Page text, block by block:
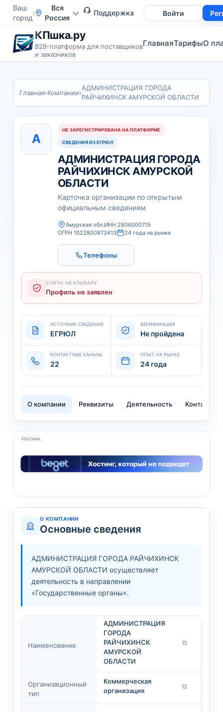
Ваш
город
Вся
Россия
Войти
Поддержка
КПшка.ру
B2B-платформа для поставщиков
и заказчиков
ГлавнаяТарифыО
Главная›Компании›
АДМИНИСТРАЦИЯ ГОРОДА
РАЙЧИХИНСК АМУРСКОЙ ОБЛАСТИ
А
НЕ ЗАРЕГИСТРИРОВАНА НА ПЛАТФОРМЕ
СВЕДЕНИЯ ИЗ ЕГРЮЛ
АДМИНИСТРАЦИЯ ГОРОДА
РАЙЧИХИНСК АМУРСКОЙ
ОБЛАСТИ
Карточка организации по открытым
официальным сведениям
Амурская обл.ИНН 2806000715
ОГРН 1022800873413
24 года на рынке
Телефоны
СТАТУС НА КПШКА.РУ
Профиль не заявлен
ИСТОЧНИК СВЕДЕНИЙ
ЕГРЮЛ
ВЕРИФИКАЦИЯ
Не пройдена
КОНТАКТНЫЕ КАНАЛЫ
22
ОПЫТ НА РЫНКЕ
24 года
О компании Реквизиты Деятельность Контакты
РЕКЛАМА
О КОМПАНИИ
Основные сведения
АДМИНИСТРАЦИЯ ГОРОДА РАЙЧИХИНСК
АМУРСКОЙ ОБЛАСТИ осуществляет
деятельность в направлении
«Государственные органы».
Наименование
АДМИНИСТРАЦИЯ
ГОРОДА
РАЙЧИХИНСК
АМУРСКОЙ
ОБЛАСТИ
⧉
Организационный
тип
Коммерческая
организация
⧉